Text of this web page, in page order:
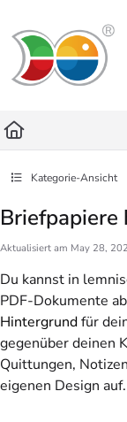
Fetch the complete
Use this file to discover all
Kategorie-Ansicht
Aktualisiert am May 28,
Du kannst in
PDF-Dokumente
Hintergrundfür
gegenüber deinen
Quittungen,
eigenen Design auf.